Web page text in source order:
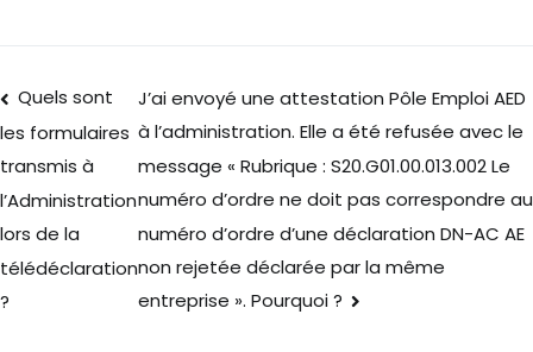
Quels sont
les formulaires
transmis à
l’Administration
lors de la
télédéclaration
?
J’ai envoyé une attestation Pôle Emploi AED
à l’administration. Elle a été refusée avec le
message « Rubrique : S20.G01.00.013.002 Le
numéro d’ordre ne doit pas correspondre au
numéro d’ordre d’une déclaration DN-AC AE
non rejetée déclarée par la même
entreprise ». Pourquoi ?